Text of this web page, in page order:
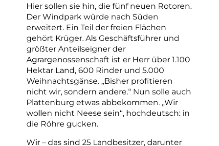
Hier sollen sie hin, die fünf neuen Rotoren.
Der Windpark würde nach Süden
erweitert. Ein Teil der freien Flächen
gehört Krüger. Als Geschäftsführer und
größter Anteilseigner der
Agrargenossenschaft ist er Herr über 1.100
Hektar Land, 600 Rinder und 5.000
Weihnachtsgänse. „Bisher profitieren
nicht wir, sondern andere.“ Nun solle auch
Plattenburg etwas abbekommen. „Wir
wollen nicht Neese sein“, hochdeutsch: in
die Röhre gucken.
Wir – das sind 25 Landbesitzer, darunter